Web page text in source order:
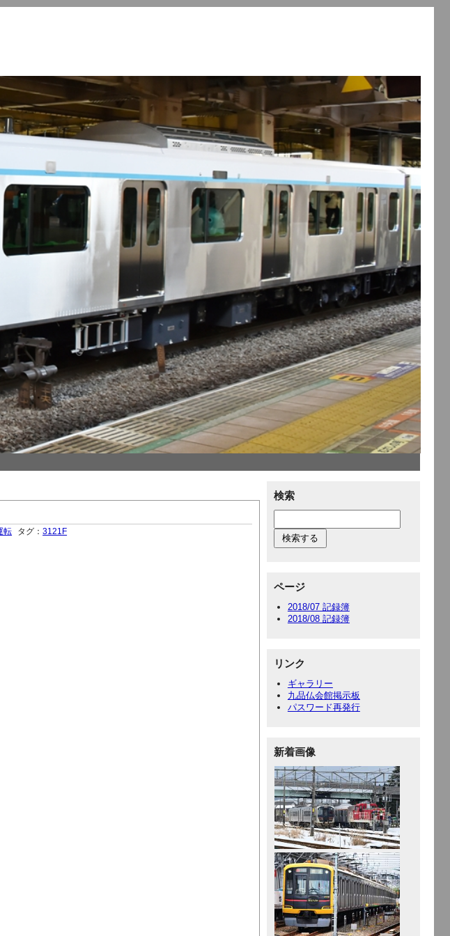
検索
ページ
2018/07 記録簿
2018/08 記録簿
リンク
ギャラリー
九品仏会館掲示板
パスワード再発行
新着画像
転 タグ：3121F